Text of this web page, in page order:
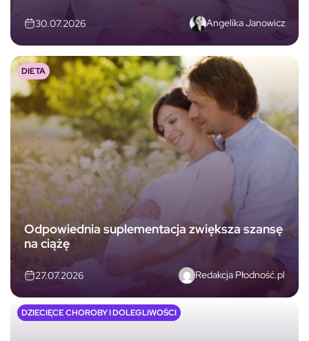
30.07.2026 Angelika Janowicz
Odpowiednia suplementacja zwiększa szansę
na ciążę
27.07.2026 Redakcja Płodność.pl
DIETA
DZIECIĘCE CHOROBY I DOLEGLIWOŚCI